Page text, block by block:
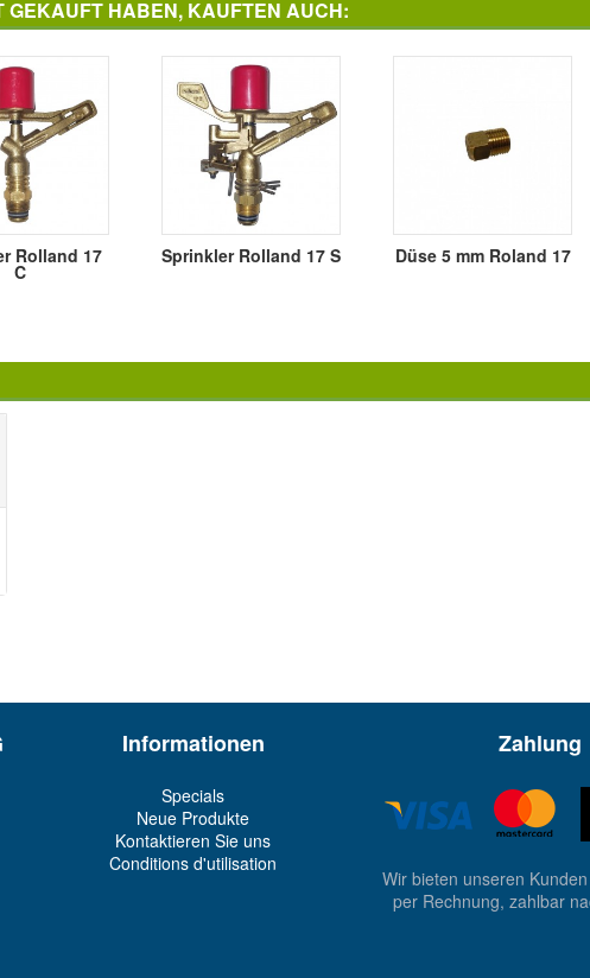
GEKAUFT HABEN, KAUFTEN AUCH:
Rolland 17
C
Sprinkler Rolland 17 S Düse 5 mm Roland 17
Informationen
Specials
Neue Produkte
Kontaktieren Sie uns
Conditions d'utilisation
Zahlung
Wir bieten unseren
per Rechnung, zahlbar